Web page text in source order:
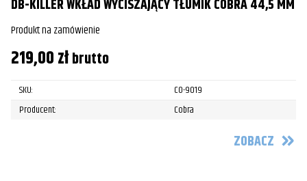
DB-KILLER WKŁAD WYCISZAJĄCY TŁUMIK COBRA 44,5 MM
Produkt na zamówienie
219,00złbrutto
SKU:
CO-9019
Producent:
Cobra
ZOBACZ